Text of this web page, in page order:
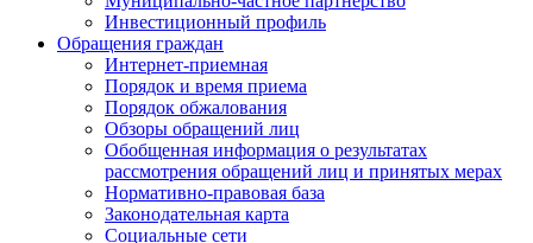
Инвестиционный профиль
Обращения граждан
Интернет-приемная
Порядок и время приема
Порядок обжалования
Обзоры обращений лиц
Обобщенная информация о результатах
рассмотрения обращений лиц и принятых мерах
Нормативно-правовая база
Законодательная карта
Социальные сети